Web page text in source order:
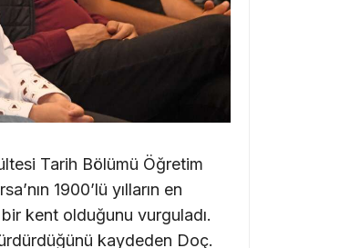
Tarih Bölümü Öğretim
1900’lü yılların en
kent olduğunu vurguladı.
kaydeden Doç.